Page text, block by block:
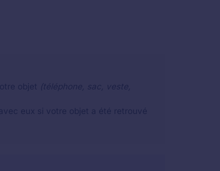
objet (téléphone, sac, veste,
eux si votre objet a été retrouvé